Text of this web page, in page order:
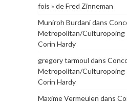
fois » de Fred Zinneman
Muniroh Burdanidans
Metropolitan/Culturopoing
Corin Hardy
gregory tarmoul dans
Metropolitan/Culturopoing
Corin Hardy
Maxime Vermeulen dans